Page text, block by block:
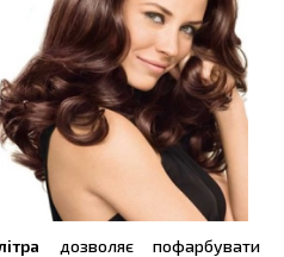
дозволяє пофарбувати